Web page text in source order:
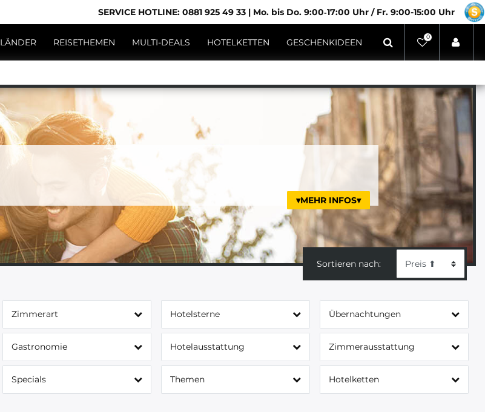
SERVICE HOTLINE: 0881 925 49 33 | Mo. bis Do. 9:00‑17:00 Uhr / Fr. 9:00-15:00 Uhr
LÄNDER REISETHEMEN MULTI-DEALS HOTELKETTEN GESCHENKIDEEN 0
▾MEHR INFOS▾
Sortieren nach:
Zimmerart Hotelsterne Übernachtungen
Gastronomie Hotelausstattung Zimmerausstattung
Specials Themen Hotelketten